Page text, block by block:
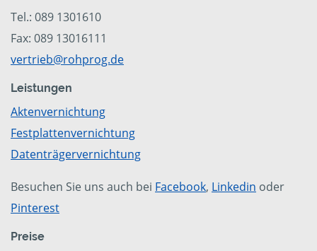
Tel.: 089 1301610
Fax: 089 13016111
vertrieb@rohprog.de
Leistungen
Aktenvernichtung
Festplattenvernichtung
Datenträgervernichtung
Besuchen Sie uns auch bei Facebook, Linkedin oder
Pinterest
Preise